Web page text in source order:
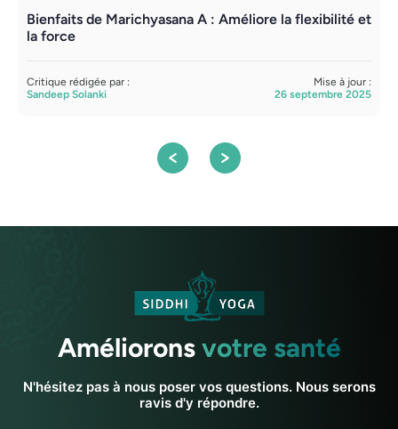
Bienfaits de Marichyasana A : Améliore la flexibilité et
la force
Critique rédigée par :
Sandeep Solanki
Mise à jour :
26 septembre 2025
Amélioronsvotre santé
N'hésitez pas à nous poser vos questions. Nous serons
ravis d'y répondre.